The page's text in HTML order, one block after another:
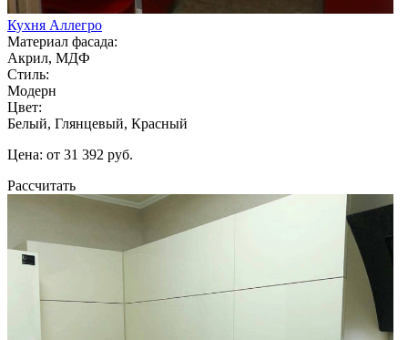
Кухня Аллегро
Материал фасада:
Акрил, МДФ
Стиль:
Модерн
Цвет:
Белый, Глянцевый, Красный
Цена: от 31 392 руб.
Рассчитать